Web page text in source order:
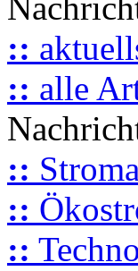
::
:: alle
::
::
::